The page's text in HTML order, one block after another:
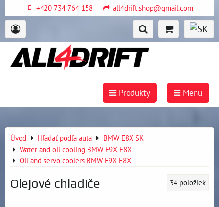
+420 734 764 158 all4drift.shop@gmail.com
Produkty Menu
Úvod Hľadať podľa auta
BMW E8X SK
Water and oil cooling BMW E9X E8X
Oil and servo coolers BMW E9X E8X
Olejové chladiče 34 položiek